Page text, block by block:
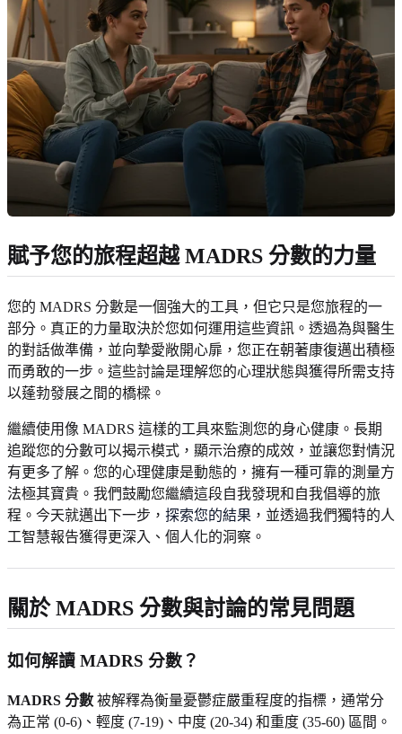
賦予您的旅程超越 MADRS 分數的力量
您的 MADRS 分數是一個強大的工具，但它只是您旅程的一
部分。真正的力量取決於您如何運用這些資訊。透過為與醫生
的對話做準備，並向摯愛敞開心扉，您正在朝著康復邁出積極
而勇敢的一步。這些討論是理解您的心理狀態與獲得所需支持
以蓬勃發展之間的橋樑。
繼續使用像 MADRS 這樣的工具來監測您的身心健康。長期
追蹤您的分數可以揭示模式，顯示治療的成效，並讓您對情況
有更多了解。您的心理健康是動態的，擁有一種可靠的測量方
法極其寶貴。我們鼓勵您繼續這段自我發現和自我倡導的旅
程。今天就邁出下一步， 探索您的結果 ，並透過我們獨特的人
工智慧報告獲得更深入、個人化的洞察。
關於 MADRS 分數與討論的常見問題
如何解讀 MADRS 分數？
MADRS 分數 被解釋為衡量憂鬱症嚴重程度的指標，通常分
為正常 (0-6)、輕度 (7-19)、中度 (20-34) 和重度 (35-60) 區間。